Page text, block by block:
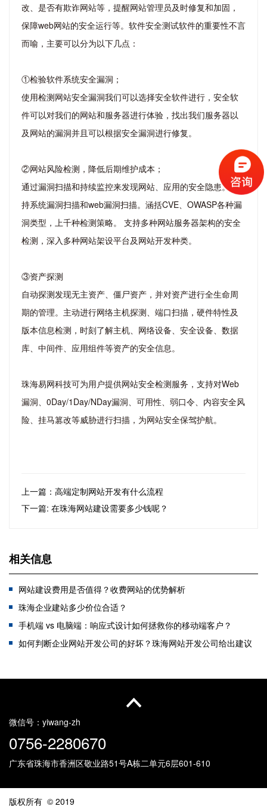
改、是否有欺诈网站等，提醒网站管理员及时修复和加固，
保障web网站的安全运行等。软件安全测试软件的重要性不言
而喻，主要可以分为以下几点：
①检验软件系统安全漏洞；
使用检测网站安全漏洞我们可以选择安全软件进行，安全软
件可以对我们的网站和服务器进行体验，找出我们服务器以
及网站的漏洞并且可以根据安全漏洞进行修复。
②网站风险检测，降低后期维护成本；
通过漏洞扫描和持续监控来发现网站、应用的安全隐患。支
持系统漏洞扫描和web漏洞扫描。涵括CVE、OWASP各种漏
洞类型，上千种检测策略。 支持多种网站服务器架构的安全
检测，深入多种网站架设平台及网站开发种类。
③资产探测
自动探测发现无主资产、僵尸资产，并对资产进行全生命周
期的管理。主动进行网络主机探测、端口扫描，硬件特性及
版本信息检测，时刻了解主机、网络设备、安全设备、数据
库、中间件、应用组件等资产的安全信息。
珠海易网科技可为用户提供网站安全检测服务，支持对Web
漏洞、0Day/1Day/NDay漏洞、可用性、弱口令、内容安全风
险、挂马篡改等威胁进行扫描，为网站安全保驾护航。
上一篇：高端定制网站开发有什么流程
下一篇: 在珠海网站建设需要多少钱呢？
相关信息
网站建设费用是否值得？收费网站的优势解析
珠海企业建站多少价位合适？
手机端 vs 电脑端：响应式设计如何拯救你的移动端客户？
如何判断企业网站开发公司的好坏？珠海网站开发公司给出建议
珠海网站设计的方案有哪些？
对于高端网站建设的理解是什么
微信号： yiwang-zh
0756-2280670
广东省珠海市香洲区敬业路51号A栋二单元6层601-610
版权所有 © 2019